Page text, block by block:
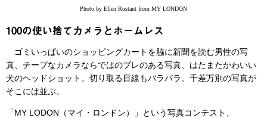
Photo by Ellen Rostant from MY LONDON
100の使い捨てカメラとホームレス
ゴミいっぱいのショッピングカートを脇に新聞を読む男性の写
真、チープなカメラならではのブレのある写真、はたまたかわいい
犬のヘッドショット。切り取る目線もバラバラ。千差万別の写真が
そこには並ぶ。
「MY LODON（マイ・ロンドン）」という写真コンテスト、